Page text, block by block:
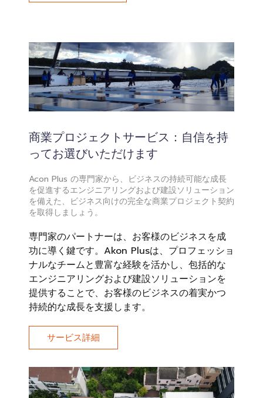
商業プロジェクトサービス：自信を持
ってお選びいただけます
Acon Plus の専門家から、ビジネスの持続可能な成長
を促進するエンジニアリングおよび建設ソリューション
を備えた、ビジネス向けの完全な商業プロジェクト契約
を取得しましょう。
専門家のパートナーは、お客様のビジネスを成
功に導く鍵です。Akon Plusは、プロフェッショ
ナルなチームと豊富な経験を活かし、包括的な
エンジニアリングおよび建設ソリューションを
提供することで、お客様のビジネスの着実かつ
持続的な成長を支援します。
サービス詳細